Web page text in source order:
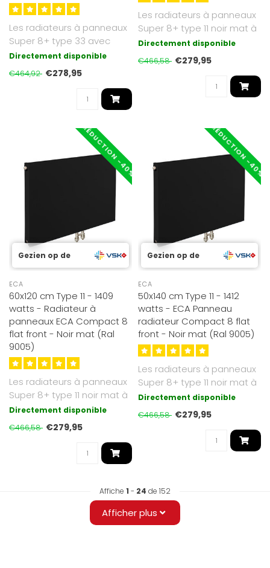
Les radiateurs à panneaux
Super 8+ type 33 avec
façade plate que nous
proposon..
Directement disponible
€464,92 €278,95
Les radiateurs à panneaux
Super 8+ type 11 noir mat à
façade plate que nous p..
Directement disponible
€466,58 €279,95
RÉDUCTION -40%
Gezien op de
ECA
60x120 cm Type 11 - 1409
watts - Radiateur à
panneaux ECA Compact 8
flat front - Noir mat (Ral
9005)
Les radiateurs à panneaux
Super 8+ type 11 noir mat à
façade plate que nous p..
Directement disponible
€466,58 €279,95
RÉDUCTION -40%
Gezien op de
ECA
50x140 cm Type 11 - 1412
watts - ECA Panneau
radiateur Compact 8 flat
front - Noir mat (Ral 9005)
Les radiateurs à panneaux
Super 8+ type 11 noir mat à
façade plate que nous p..
Directement disponible
€466,58 €279,95
Affiche 1 - 24 de 152
Afficher plus